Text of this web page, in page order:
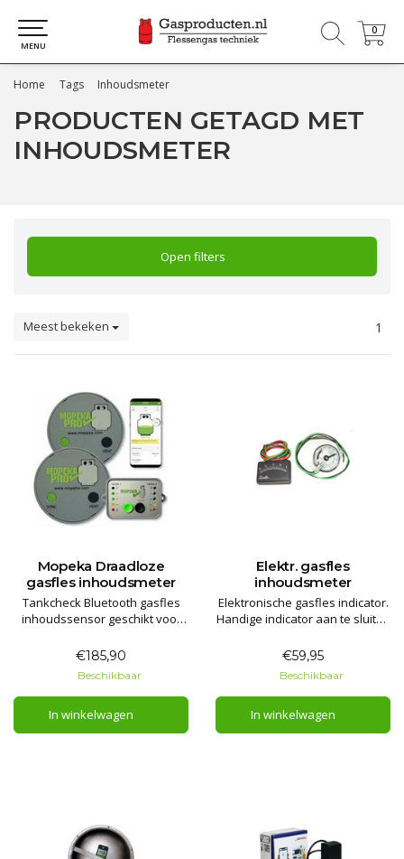
0
0
MENU
Home Tags Inhoudsmeter
PRODUCTEN GETAGD MET
INHOUDSMETER
Open filters
Meest bekeken 1
Mopeka Draadloze
gasfles inhoudsmeter
Tankcheck Bluetooth gasfles
inhoudssensor geschikt voor
€185,90
Beschikbaar
In winkelwagen
Elektr. gasfles
inhoudsmeter
Elektronische gasfles indicator.
Handige indicator aan te sluiten
motor home c/q camper.
In 2 uitvoeringen leverbaar.
€59,95
Beschikbaar
In winkelwagen